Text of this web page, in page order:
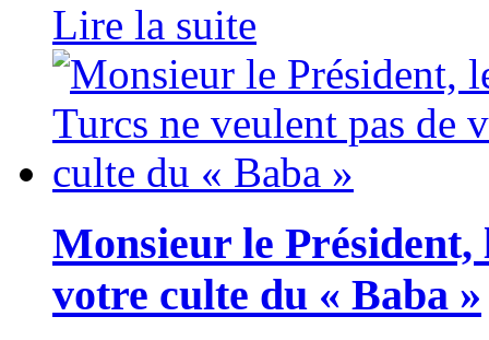
Lire la suite
Monsieur le Président,
votre culte du « Baba »